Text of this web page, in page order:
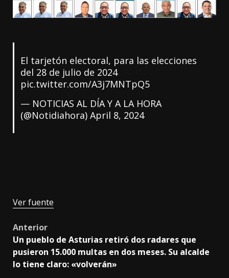
El tarjetón electoral, para las elecciones
del 28 de julio de 2024
pic.twitter.com/A3j7MNTpQ5
— NOTICIAS AL DÍA Y A LA HORA
(@Notidiahora) April 8, 2024
Ver fuente
Post
navigation
Anterior
Un pueblo de Asturias retiró dos radares que
pusieron 15.000 multas en dos meses. Su alcalde
lo tiene claro: «volverán»